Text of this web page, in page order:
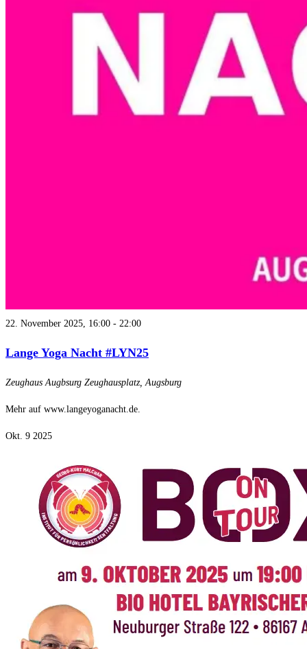
22. November 2025, 16:00 - 22:00
Lange Yoga Nacht #LYN25
Zeughaus Augbsurg Zeughausplatz, Augsburg
Mehr auf www.langeyoganacht.de.
Okt. 9 2025